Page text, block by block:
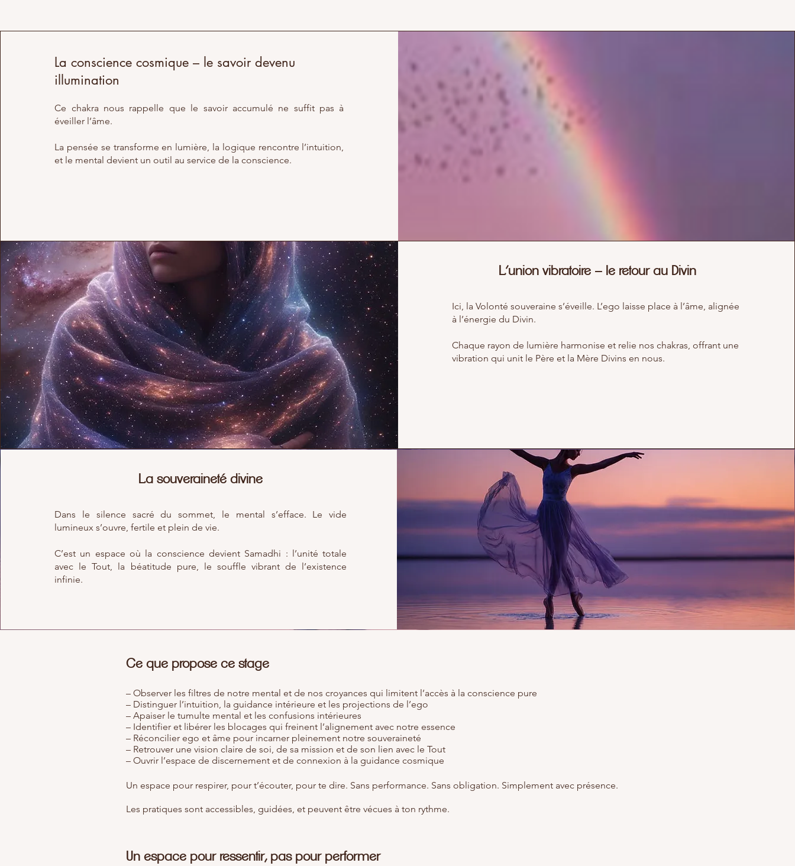
La conscience cosmique – le savoir devenu
illumination
Ce chakra nous rappelle que le savoir accumulé ne suffit pas à
éveiller l’âme.
La pensée se transforme en lumière, la logique rencontre l’intuition,
et le mental devient un outil au service de la conscience.
L’union vibratoire – le retour au Divin
Ici, la Volonté souveraine s’éveille. L’ego laisse place à l’âme, alignée
à l’énergie du Divin.
Chaque rayon de lumière harmonise et relie nos chakras, offrant une
vibration qui unit le Père et la Mère Divins en nous.
La souveraineté divine
Dans le silence sacré du sommet, le mental s’efface. Le vide
lumineux s’ouvre, fertile et plein de vie.
C’est un espace où la conscience devient Samadhi : l’unité totale
avec le Tout, la béatitude pure, le souffle vibrant de l’existence
infinie.
Ce que propose ce stage
– Observer les filtres de notre mental et de nos croyances qui limitent l’accès à la conscience pure
– Distinguer l’intuition, la guidance intérieure et les projections de l’ego
– Apaiser le tumulte mental et les confusions intérieures
– Identifier et libérer les blocages qui freinent l’alignement avec notre essence
– Réconcilier ego et âme pour incarner pleinement notre souveraineté
– Retrouver une vision claire de soi, de sa mission et de son lien avec le Tout
– Ouvrir l’espace de discernement et de connexion à la guidance cosmique
Un espace pour respirer, pour t’écouter, pour te dire. Sans performance. Sans obligation. Simplement avec présence.
Les pratiques sont accessibles, guidées, et peuvent être vécues à ton rythme.
Un espace pour ressentir, pas pour performer